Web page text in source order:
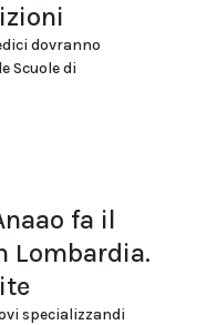
dovranno
Scuole di
fa il
Lombardia.
specializzandi